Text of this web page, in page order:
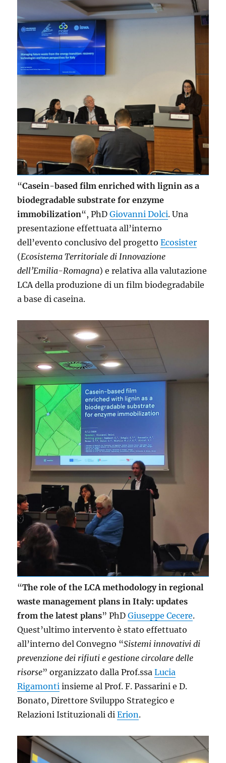
“Casein-based film enriched with lignin as a
biodegradable substrate for enzyme
immobilization“, PhDGiovanni Dolci. Una
presentazione effettuata all’interno
dell’evento conclusivo del progettoEcosister
(Ecosistema Territoriale di Innovazione
dell’Emilia-Romagna) e relativa alla valutazione
LCA della produzione di un film biodegradabile
a base di caseina.
“The role of the LCA methodology in regional
waste management plans in Italy: updates
from the latest plans” PhDGiuseppe Cecere.
Quest’ultimo intervento è stato effettuato
all’interno del Convegno “Sistemi innovativi di
prevenzione dei rifiuti e gestione circolare delle
risorse” organizzato dalla Prof.ssaLucia
Rigamonti insieme al Prof. F. Passarini e D.
Bonato, Direttore Sviluppo Strategico e
Relazioni Istituzionali diErion.